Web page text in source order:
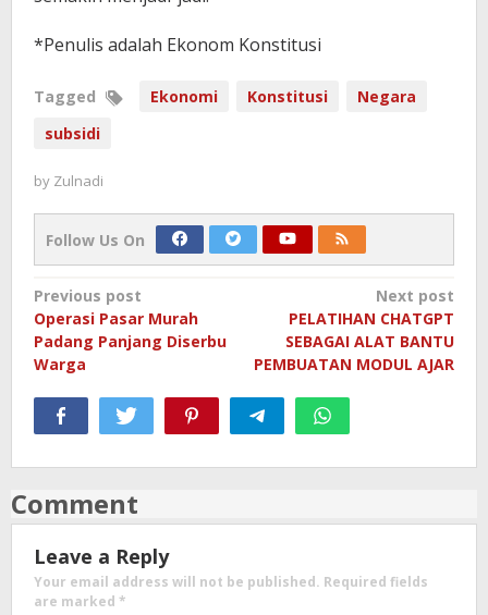
*Penulis adalah Ekonom Konstitusi
Tagged Ekonomi Konstitusi
Negara
subsidi
by Zulnadi
Follow Us On
Post
navigation
Previous post
Operasi Pasar Murah
Padang Panjang Diserbu
Warga
Next post
PELATIHAN CHATGPT
SEBAGAI ALAT BANTU
PEMBUATAN MODUL AJAR
Comment
Leave a Reply
Your email address will not be published. Required fields
are marked *